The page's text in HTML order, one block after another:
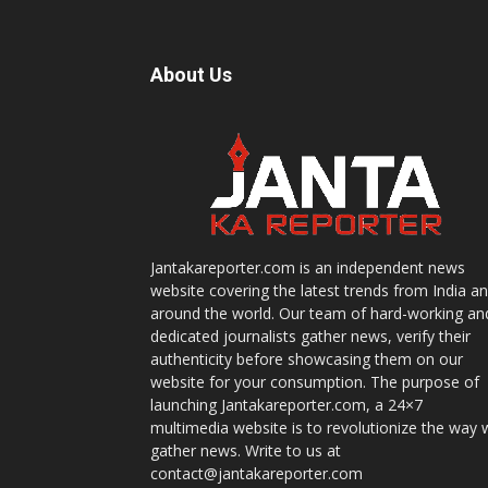
About Us
Jantakareporter.com is an independent news
website covering the latest trends from India
around the world. Our team of hard-working
dedicated journalists gather news, verify their
authenticity before showcasing them on our
website for your consumption. The purpose of
launching Jantakareporter.com, a 24×7
multimedia website is to revolutionize the way
gather news. Write to us at
contact@jantakareporter.com